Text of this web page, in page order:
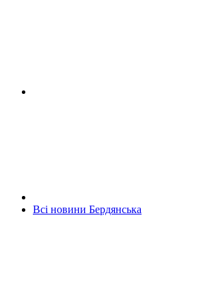
Всі новини Бердянська